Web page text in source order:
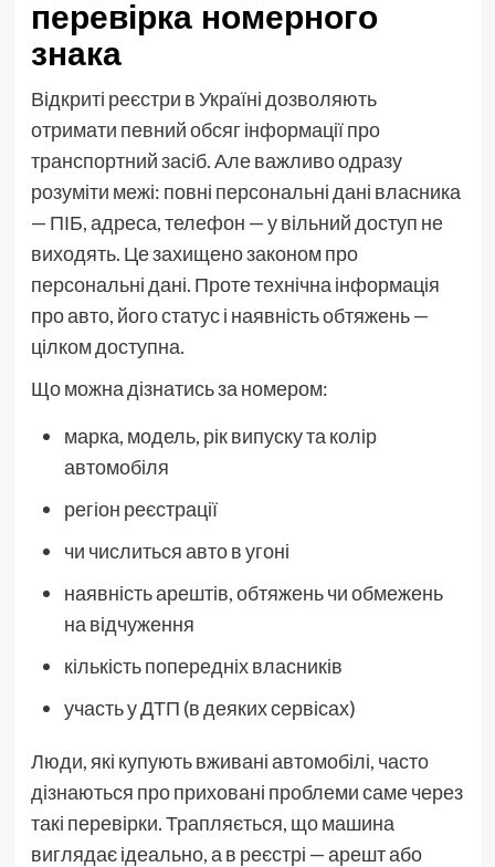
перевірка номерного
знака
Відкриті реєстри в Україні дозволяють
отримати певний обсяг інформації про
транспортний засіб. Але важливо одразу
розуміти межі: повні персональні дані власника
— ПІБ, адреса, телефон — у вільний доступ не
виходять. Це захищено законом про
персональні дані. Проте технічна інформація
про авто, його статус і наявність обтяжень —
цілком доступна.
Що можна дізнатись за номером:
марка, модель, рік випуску та колір
автомобіля
регіон реєстрації
чи числиться авто в угоні
наявність арештів, обтяжень чи обмежень
на відчуження
кількість попередніх власників
участь у ДТП (в деяких сервісах)
Люди, які купують вживані автомобілі, часто
дізнаються про приховані проблеми саме через
такі перевірки. Трапляється, що машина
виглядає ідеально, а в реєстрі — арешт або